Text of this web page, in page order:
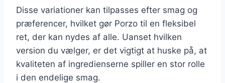
Disse variationer kan tilpasses efter smag og
præferencer, hvilket gør Porzo til en fleksibel
ret, der kan nydes af alle. Uanset hvilken
version du vælger, er det vigtigt at huske på, at
kvaliteten af ingredienserne spiller en stor rolle
i den endelige smag.